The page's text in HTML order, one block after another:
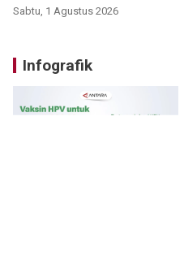
Sabtu, 1 Agustus 2026
Infografik